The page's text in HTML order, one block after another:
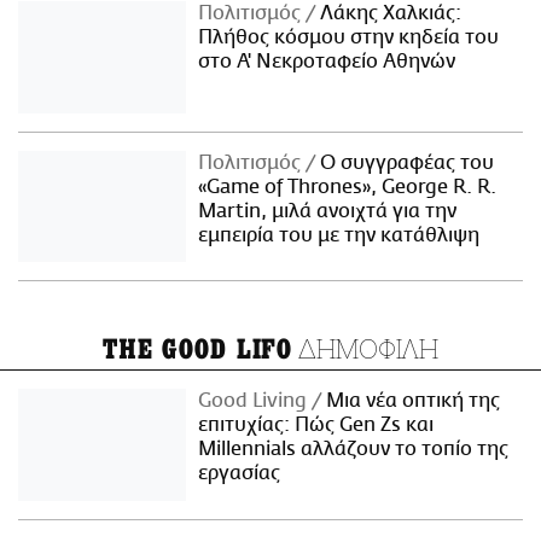
Πολιτισμός
Λάκης Χαλκιάς:
Πλήθος κόσμου στην κηδεία του
στο Α' Νεκροταφείο Αθηνών
Πολιτισμός
Ο συγγραφέας του
«Game of Thrones», George R. R.
Martin, μιλά ανοιχτά για την
εμπειρία του με την κατάθλιψη
THE GOOD LIFO ΔΗΜΟΦΙΛΗ
Good Living
Μια νέα οπτική της
επιτυχίας: Πώς Gen Zs και
Millennials αλλάζουν το τοπίο της
εργασίας